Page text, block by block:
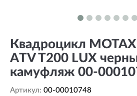
Квадроцикл
ATV T200 LUX
камуфляж 00-
Артикул: 00-00010748